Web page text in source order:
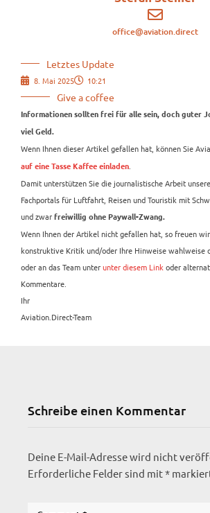
office@aviation.direct
Letztes Update
8. Mai 2025 10:21
Give a coffee
Informationen sollten frei für alle sein, doch guter
viel Geld.
Wenn Ihnen dieser Artikel gefallen hat, können Sie
auf eine Tasse Kaffee einladen
Damit unterstützen Sie die journalistische Arbeit
Fachportals für Luftfahrt, Reisen und Touristik mit
und zwar freiwillig ohne Paywall-Zwang.
Wenn Ihnen der Artikel nicht gefallen hat, so freuen
konstruktive Kritik und/oder Ihre Hinweise wahlweise
oder an das Team unterunter diesem Link oder
Kommentare.
Ihr
Aviation.Direct-Team
Schreibe einen Kommentar
Deine E-Mail-Adresse wird nicht
Erforderliche Felder sind mit*